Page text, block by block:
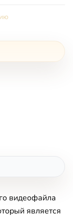
видеофайла
является